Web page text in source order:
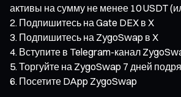
активы на сумму не менее 10 USDT
Подпишитесь на Gate DEX в X
Подпишитесь на ZygoSwap в X
Вступите в Telegram-канал
Торгуйте на ZygoSwap 7 дней
Посетите DApp ZygoSwap